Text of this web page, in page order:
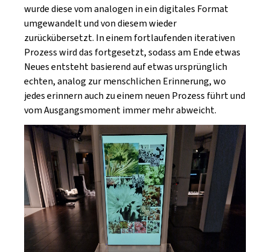
wurde diese vom analogen in ein digitales Format
umgewandelt und von diesem wieder
zurückübersetzt. In einem fortlaufenden iterativen
Prozess wird das fortgesetzt, sodass am Ende etwas
Neues entsteht basierend auf etwas ursprünglich
echten, analog zur menschlichen Erinnerung, wo
jedes erinnern auch zu einem neuen Prozess führt und
vom Ausgangsmoment immer mehr abweicht.